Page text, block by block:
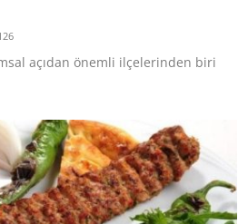
açıdan önemli ilçelerinden biri